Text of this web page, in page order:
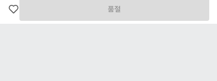
시간의 경과에 의하여 재판매가 곤란할 정도로 상품 등의 가치가 현저히 감소한 경우
구매 이후 세탁 및 수선으로 인하여 상품에 변형이 생겼거나 훼손된 경우
[ 환불 기간 ]
품절